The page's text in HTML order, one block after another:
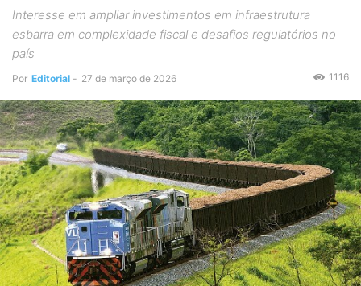
Interesse em ampliar investimentos em infraestrutura
esbarra em complexidade fiscal e desafios regulatórios no
país
Por Editorial - 27 de março de 2026 1116